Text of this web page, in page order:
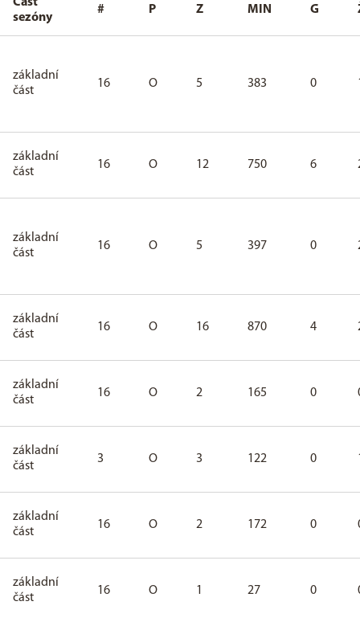
Část
sezóny
# P Z MIN G
základní
část
16 O 5 383 0
základní
část
16 O 12 750 6
základní
část
16 O 5 397 0
základní
část
16 O 16 870 4
základní
část
16 O 2 165 0
základní
část
3 O 3 122 0
základní
část
16 O 2 172 0
základní
část
16 O 1 27 0